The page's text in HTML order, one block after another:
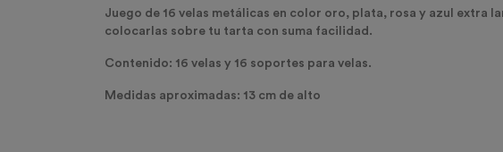
Juego de 16 velas metálicas en color oro, plata, rosa y azul extra
colocarlas sobre tu tarta con suma facilidad.
Contenido: 16 velas y 16 soportes para velas.
Medidas aproximadas: 13 cm de alto